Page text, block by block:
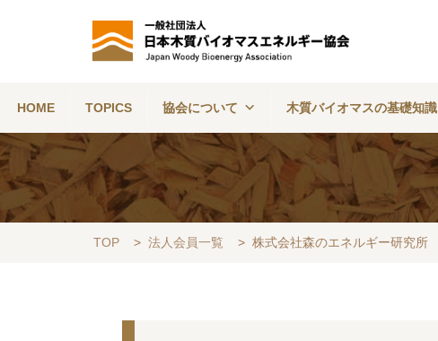
HOME TOPICS 協会について 木質バイオマスの基礎知識
TOP > 法人会員一覧 > 株式会社森のエネルギー研究所